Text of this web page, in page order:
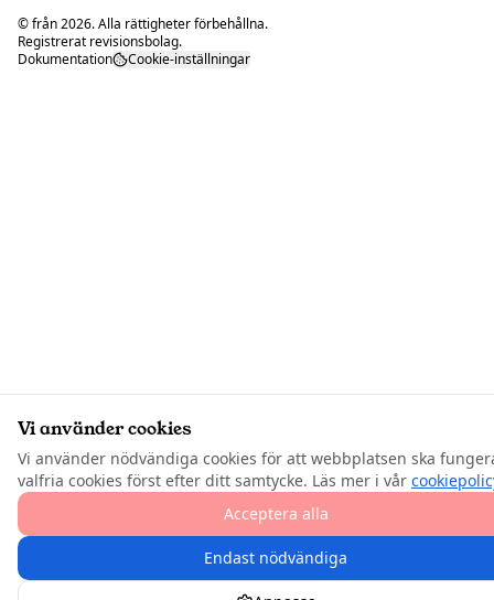
Vi använder cookies
Vi använder nödvändiga cookies för att webbplatsen ska
valfria cookies först efter ditt samtycke. Läs mer i vår
Endast nödvändiga
Acceptera alla
© från2026. Alla rättigheter förbehållna.
Registrerat revisionsbolag.
Dokumentation
Cookie-inställningar